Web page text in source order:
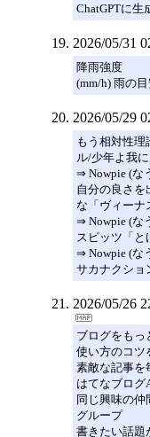
ChatGPTに生
2026/05/31
降雨強度
(mm/h) 雨の
2026/05/29
もう相対性理
ル/少年よ我に
⇒ Nowpie (な
自分の良さを
な「ヴィーナ
⇒ Nowpie (な
スピッツ「
⇒ Nowpie (な
サカナクショ
2026/05/26
ブログをもっ
使い方のコツ
素敵な記事を
はてなブログ
同じ興味の仲
グループ
書きたい話題